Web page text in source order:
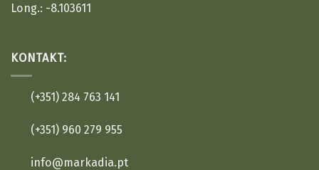
Long.: -8.103611
KONTAKT:
(+351) 284 763 141
(+351) 960 279 955
info@markadia.pt